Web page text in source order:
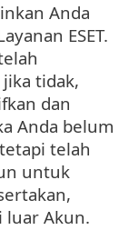
Anda
ESET.
tidak,
dan
Anda belum
telah
untuk
luar Akun.